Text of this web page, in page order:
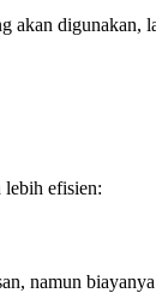
digunakan,
lebih efisien:
namun